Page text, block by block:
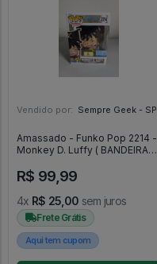
Vendido por: Sempre Geek - SP
Amassado - Funko Pop 2214 -
Monkey D. Luffy ( BANDEIRA
- One Piece #2214
R$ 99,99
4x R$ 25,00 sem juros
Frete Grátis
Aqui tem cupom